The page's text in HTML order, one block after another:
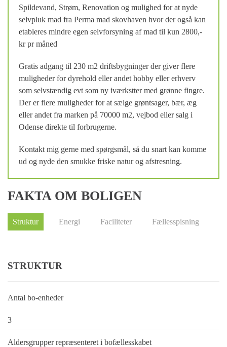
Spildevand, Strøm, Renovation og mulighed for at nyde
selvpluk mad fra Perma mad skovhaven hvor der også kan
etableres mindre egen selvforsyning af mad til kun 2800,-
kr pr måned
Gratis adgang til 230 m2 driftsbygninger der giver flere
muligheder for dyrehold eller andet hobby eller erhverv
som selvstændig evt som ny iværkstter med grønne fingre.
Der er flere muligheder for at sælge grøntsager, bær, æg
eller andet fra marken på 70000 m2, vejbod eller salg i
Odense direkte til forbrugerne.
Kontakt mig gerne med spørgsmål, så du snart kan komme
ud og nyde den smukke friske natur og afstresning.
FAKTA OM BOLIGEN
Struktur Energi Faciliteter Fællesspisning
STRUKTUR
Antal bo-enheder
3
Aldersgrupper repræsenteret i bofællesskabet